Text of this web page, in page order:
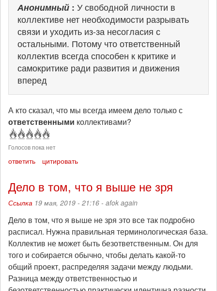
Анонимный: У свободной личности в
коллективе нет необходимости разрывать
связи и уходить из-за несогласия с
остальными. Потому что ответственный
коллектив всегда способен к критике и
самокритике ради развития и движения
вперед
А кто сказал, что мы всегда имеем дело только с
ответственными коллективами?
Голосов пока нет
ответить цитировать
Дело в том, что я выше не зря
Ссылка 19 мая, 2019 - 21:16 - afok again
Дело в том, что я выше не зря это все так подробно
расписал. Нужна правильная терминологическая база.
Коллектив не может быть безответственным. Он для
того и собирается обычно, чтобы делать какой-то
общий проект, распределяя задачи между людьми.
Разница между ответственностью и